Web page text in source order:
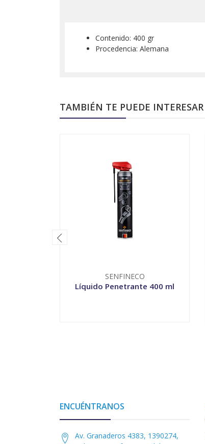
Contenido: 400 gr
Procedencia: Alemana
TAMBIÉN TE PUEDE INTERESAR
SENFINECO
Líquido Penetrante 400 ml
ENCUÉNTRANOS
Av. Granaderos 4383, 1390274,